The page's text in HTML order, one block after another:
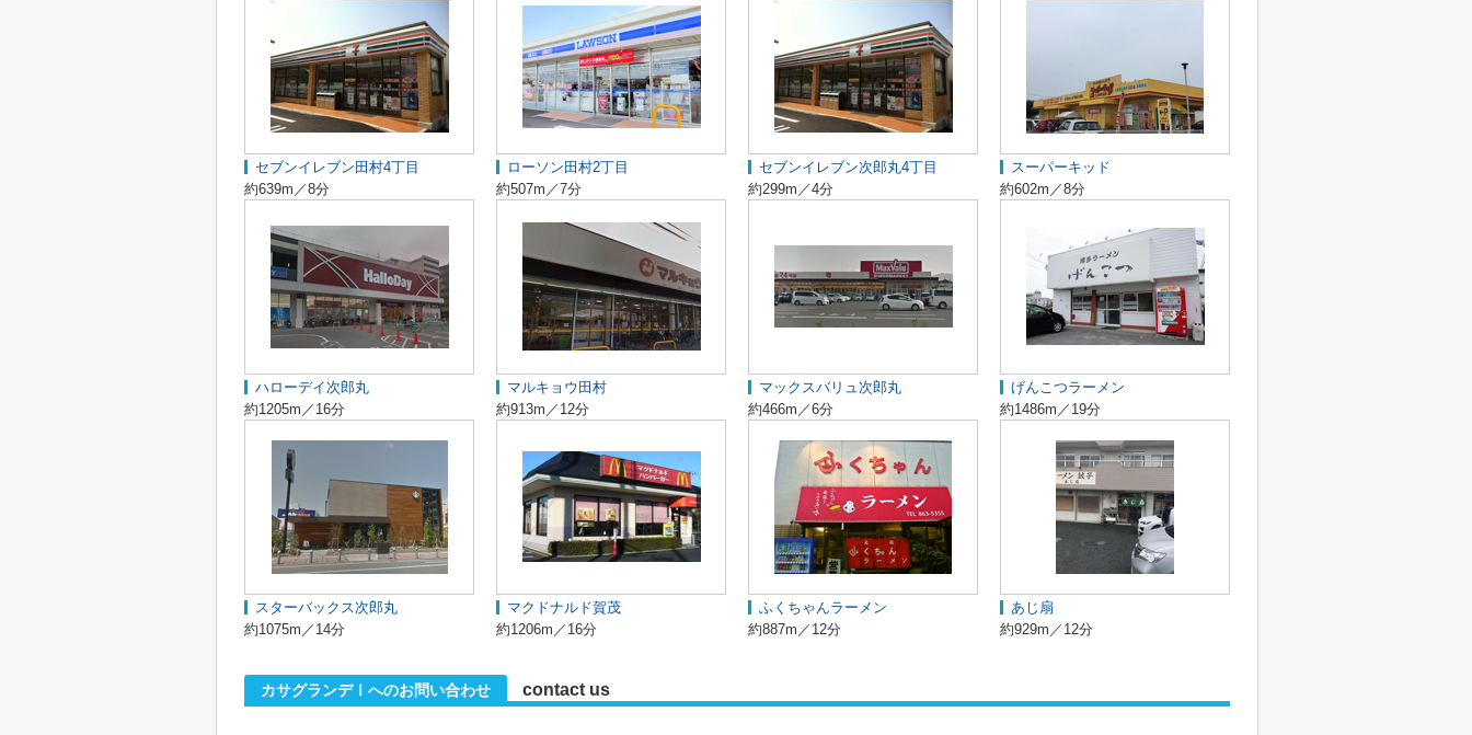
セブンイレブン田村4丁目
約639m／8分
ローソン田村2丁目
約507m／7分
セブンイレブン次郎丸4丁目
約299m／4分
スーパーキッド
約602m／8分
ハローデイ次郎丸
約1205m／16分
マルキョウ田村
約913m／12分
マックスバリュ次郎丸
約466m／6分
げんこつラーメン
約1486m／19分
スターバックス次郎丸
約1075m／14分
マクドナルド賀茂
約1206m／16分
ふくちゃんラーメン
約887m／12分
あじ扇
約929m／12分
カサグランデⅠへのお問い合わせ contact us